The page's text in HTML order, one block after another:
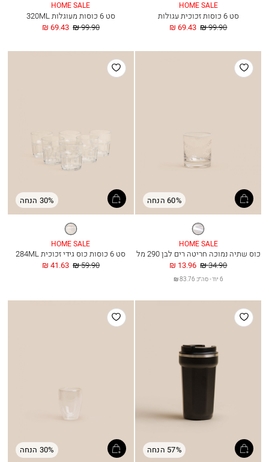
HOME SALE
סט 6 כוסות זכוכית עגולות
החל
69.43 ₪ מחיר
99.90 ₪
HOME SALE
סט 6 כוסות מעוגלות 320ML
החל
69.43 ₪ מחיר
99.90 ₪
הוסף
למועדפים
60% הנחה
שקוף
HOME SALE
כוס שתיה נמוכה חריטה רים לבן 290 מל
החל
13.96 ₪ מחיר
34.90 ₪
6 יח׳ - סה״כ 83.76 ₪
הוסף
למועדפים
30% הנחה
שקוף
HOME SALE
סט 6 כוסות כוס גידי זכוכית 284ML
החל
41.63 ₪ מחיר
59.90 ₪
הוסף
למועדפים
57% הנחה
הוסף
למועדפים
30% הנחה